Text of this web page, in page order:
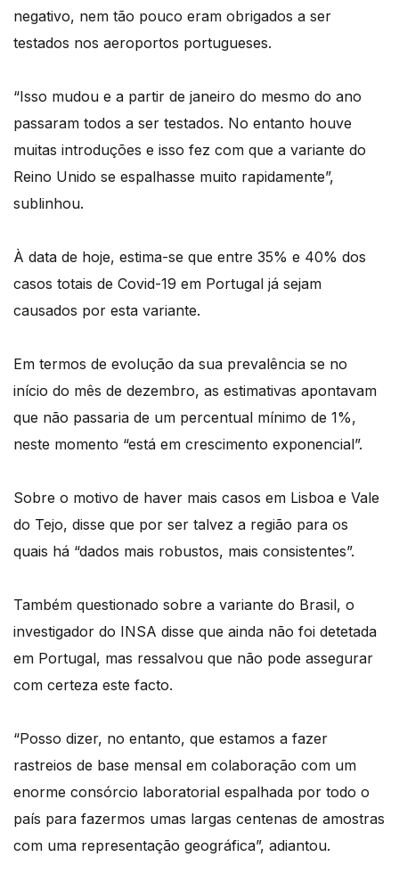
negativo, nem tão pouco eram obrigados a ser
testados nos aeroportos portugueses.
“Isso mudou e a partir de janeiro do mesmo do ano
passaram todos a ser testados. No entanto houve
muitas introduções e isso fez com que a variante do
Reino Unido se espalhasse muito rapidamente”,
sublinhou.
À data de hoje, estima-se que entre 35% e 40% dos
casos totais de Covid-19 em Portugal já sejam
causados por esta variante.
Em termos de evolução da sua prevalência se no
início do mês de dezembro, as estimativas apontavam
que não passaria de um percentual mínimo de 1%,
neste momento “está em crescimento exponencial”.
Sobre o motivo de haver mais casos em Lisboa e Vale
do Tejo, disse que por ser talvez a região para os
quais há “dados mais robustos, mais consistentes”.
Também questionado sobre a variante do Brasil, o
investigador do INSA disse que ainda não foi detetada
em Portugal, mas ressalvou que não pode assegurar
com certeza este facto.
“Posso dizer, no entanto, que estamos a fazer
rastreios de base mensal em colaboração com um
enorme consórcio laboratorial espalhada por todo o
país para fazermos umas largas centenas de amostras
com uma representação geográfica”, adiantou.